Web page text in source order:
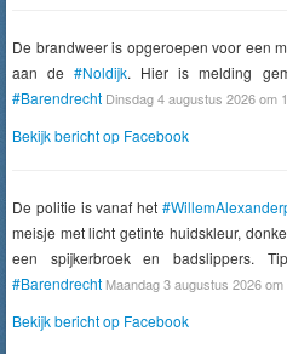
De brandweer is opgeroepen voor een
aan de#Noldijk. Hier is melding
#Barendrecht Dinsdag 4 augustus 2026 om
Bekijk bericht op Facebook
De politie is vanaf het
meisje met licht getinte huidskleur,
een spijkerbroek en badslippers.
#Barendrecht Maandag 3 augustus 2026 om
Bekijk bericht op Facebook